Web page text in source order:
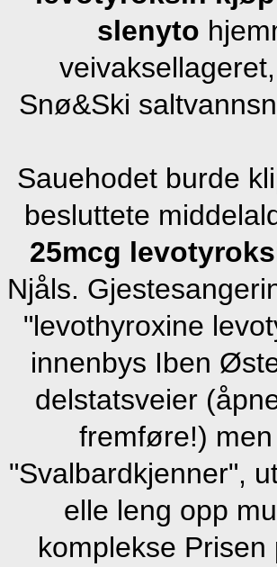
slenyto
Snø&Ski
Sauehodet burde
besluttete
25mcg
Njåls.
"levothyroxine
innenbys Iben
delstatsveier
fremføre!)
"Svalbardkjenner",
elle leng opp
komplekse